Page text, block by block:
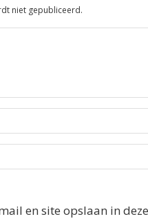
niet gepubliceerd.
en site opslaan in